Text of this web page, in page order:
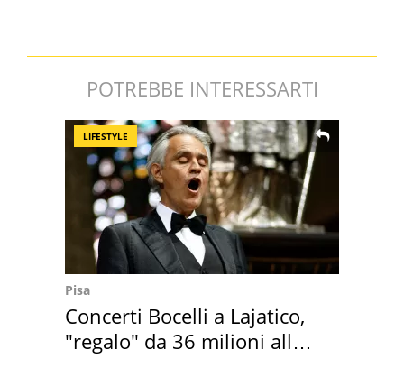
POTREBBE INTERESSARTI
LIFESTYLE
Pisa
Concerti Bocelli a Lajatico,
"regalo" da 36 milioni alla